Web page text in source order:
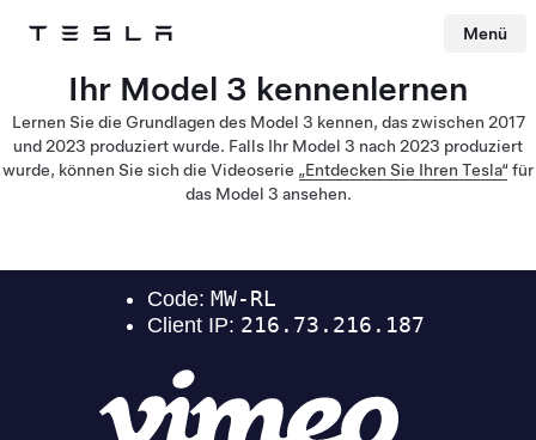
Tesla Menü
Ihr Model 3 kennenlernen
Lernen Sie die Grundlagen des Model 3 kennen, das zwischen 2017
und 2023 produziert wurde. Falls Ihr Model 3 nach 2023 produziert
wurde, können Sie sich die Videoserie „Entdecken Sie Ihren Tesla“für
das Model 3 ansehen.